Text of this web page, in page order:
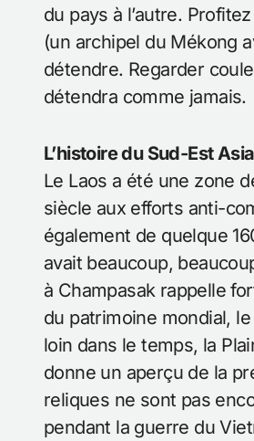
du pays à l’autre.
(un archipel du Mékong
détendre. Regarder
détendra comme jamais.
L’histoire du Sud-Est
Le Laos a été une zone
siècle aux efforts anti-
également de quelque
avait beaucoup,
à Champasak rappelle
du patrimoine mondial,
loin dans le temps, la
donne un aperçu de la
reliques ne sont pas
pendant la guerre du